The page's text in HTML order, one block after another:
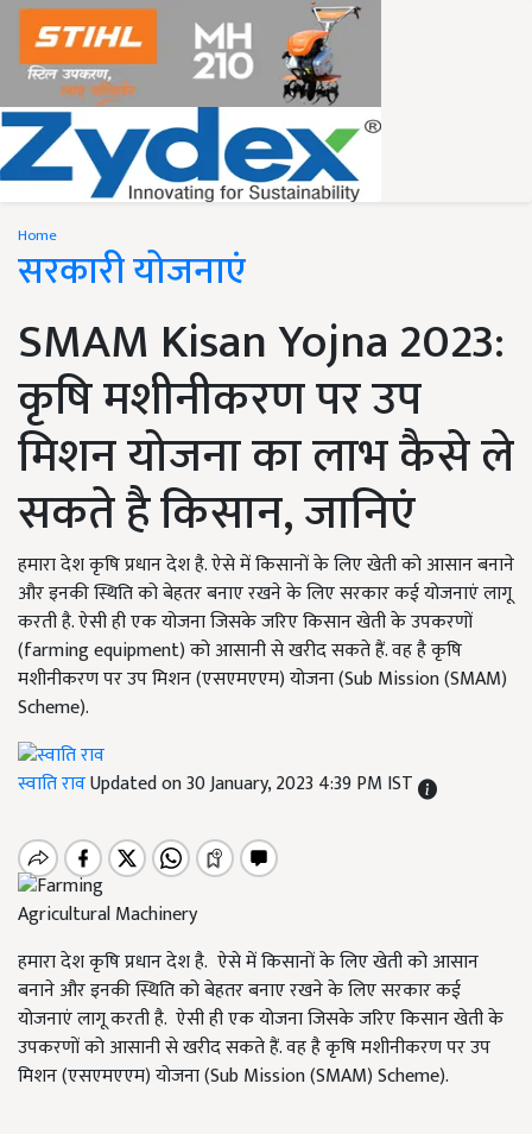
Home
सरकारी योजनाएं
SMAM Kisan Yojna 2023:
कृषि मशीनीकरण पर उप
मिशन योजना का लाभ कैसे ले
सकते है किसान, जानिएं
हमारा देश कृषि प्रधान देश है. ऐसे में किसानों के लिए खेती को आसान बनाने
और इनकी स्थिति को बेहतर बनाए रखने के लिए सरकार कई योजनाएं लागू
करती है. ऐसी ही एक योजना जिसके जरिए किसान खेती के उपकरणों
(farming equipment) को आसानी से खरीद सकते हैं. वह है कृषि
मशीनीकरण पर उप मिशन (एसएमएएम) योजना (Sub Mission (SMAM)
Scheme).
स्वाति रावUpdated on 30 January, 2023 4:39 PM IST
Agricultural Machinery
हमारा देश कृषि प्रधान देश है. ऐसे में किसानों के लिए खेती को आसान
बनाने और इनकी स्थिति को बेहतर बनाए रखने के लिए सरकार कई
योजनाएं लागू करती है. ऐसी ही एक योजना जिसके जरिए किसान खेती के
उपकरणों को आसानी से खरीद सकते हैं. वह है कृषि मशीनीकरण पर उप
मिशन (एसएमएएम) योजना (Sub Mission (SMAM) Scheme).